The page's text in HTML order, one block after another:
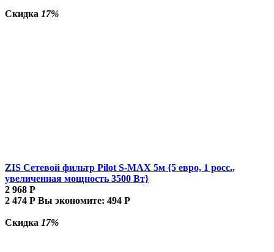
Скидка 17%
ZIS Сетевой фильтр Pilot S-MAX 5м {5 евро, 1 росс.,
увеличенная мощность 3500 Вт}
2 968 Р
2 474 Р Вы экономите: 494 Р
Скидка 17%